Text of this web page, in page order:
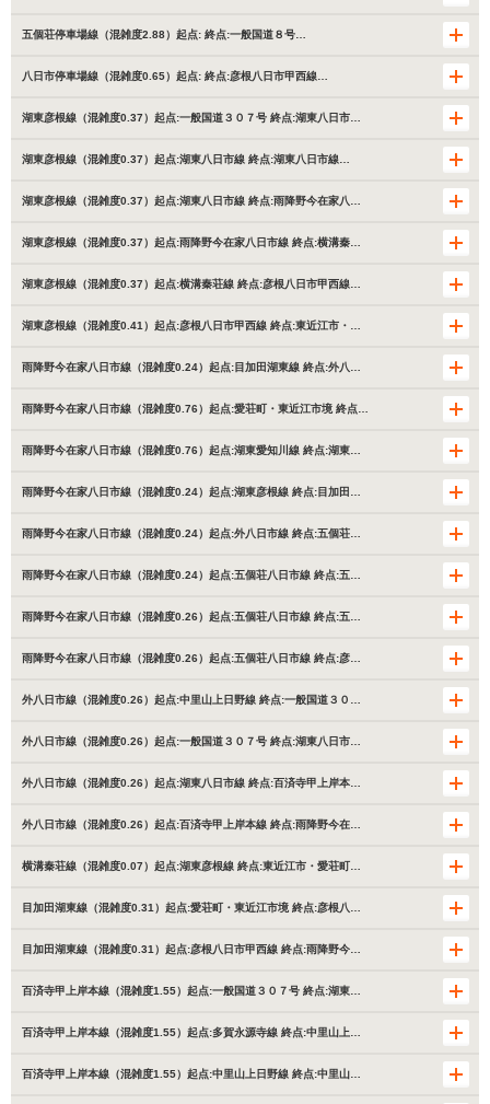
五個荘停車場線（混雑度2.88）起点: 終点:一般国道８号…
八日市停車場線（混雑度0.65）起点: 終点:彦根八日市甲西線…
湖東彦根線（混雑度0.37）起点:一般国道３０７号 終点:湖東八日市…
湖東彦根線（混雑度0.37）起点:湖東八日市線 終点:湖東八日市線…
湖東彦根線（混雑度0.37）起点:湖東八日市線 終点:雨降野今在家八…
湖東彦根線（混雑度0.37）起点:雨降野今在家八日市線 終点:横溝秦…
湖東彦根線（混雑度0.37）起点:横溝秦荘線 終点:彦根八日市甲西線…
湖東彦根線（混雑度0.41）起点:彦根八日市甲西線 終点:東近江市・…
雨降野今在家八日市線（混雑度0.24）起点:目加田湖東線 終点:外八…
雨降野今在家八日市線（混雑度0.76）起点:愛荘町・東近江市境 終点…
雨降野今在家八日市線（混雑度0.76）起点:湖東愛知川線 終点:湖東…
雨降野今在家八日市線（混雑度0.24）起点:湖東彦根線 終点:目加田…
雨降野今在家八日市線（混雑度0.24）起点:外八日市線 終点:五個荘…
雨降野今在家八日市線（混雑度0.24）起点:五個荘八日市線 終点:五…
雨降野今在家八日市線（混雑度0.26）起点:五個荘八日市線 終点:五…
雨降野今在家八日市線（混雑度0.26）起点:五個荘八日市線 終点:彦…
外八日市線（混雑度0.26）起点:中里山上日野線 終点:一般国道３０…
外八日市線（混雑度0.26）起点:一般国道３０７号 終点:湖東八日市…
外八日市線（混雑度0.26）起点:湖東八日市線 終点:百済寺甲上岸本…
外八日市線（混雑度0.26）起点:百済寺甲上岸本線 終点:雨降野今在…
横溝秦荘線（混雑度0.07）起点:湖東彦根線 終点:東近江市・愛荘町…
目加田湖東線（混雑度0.31）起点:愛荘町・東近江市境 終点:彦根八…
目加田湖東線（混雑度0.31）起点:彦根八日市甲西線 終点:雨降野今…
百済寺甲上岸本線（混雑度1.55）起点:一般国道３０７号 終点:湖東…
百済寺甲上岸本線（混雑度1.55）起点:多賀永源寺線 終点:中里山上…
百済寺甲上岸本線（混雑度1.55）起点:中里山上日野線 終点:中里山…